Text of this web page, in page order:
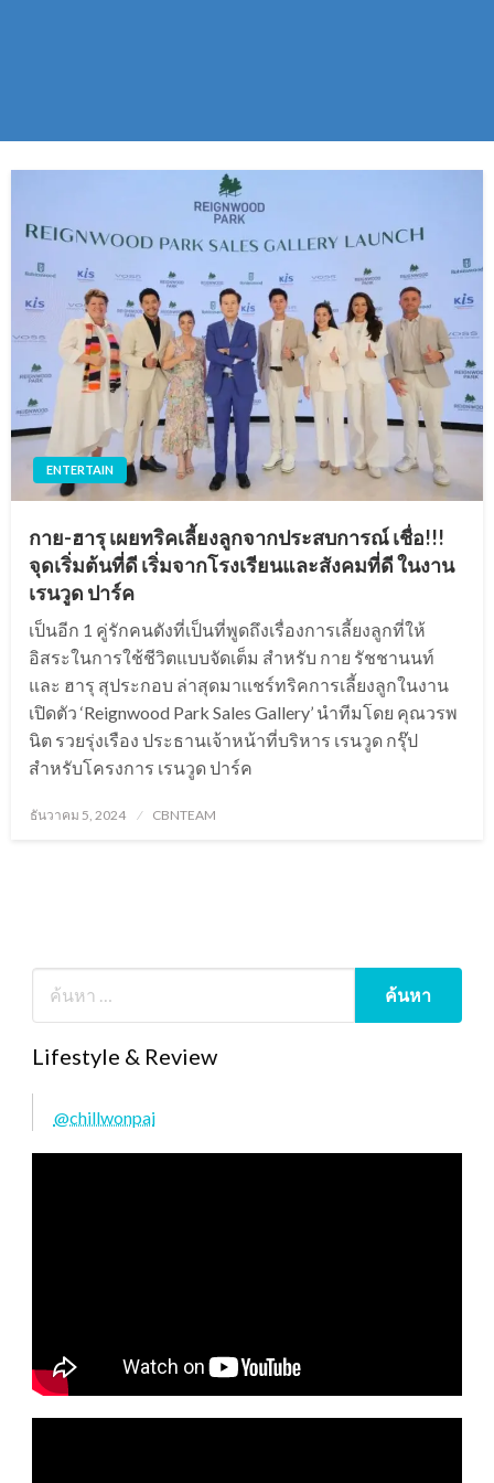
ENTERTAIN
กาย-ฮารุ เผยทริคเลี้ยงลูกจากประสบการณ์ เชื่อ!!!
จุดเริ่มต้นที่ดี เริ่มจากโรงเรียนและสังคมที่ดี ในงาน
เรนวูด ปาร์ค
เป็นอีก 1 คู่รักคนดังที่เป็นที่พูดถึงเรื่องการเลี้ยงลูกที่ให้
อิสระในการใช้ชีวิตแบบจัดเต็ม สำหรับ กาย รัชชานนท์
และ ฮารุ สุประกอบ ล่าสุดมาเเชร์ทริคการเลี้ยงลูกในงาน
เปิดตัว ‘Reignwood Park Sales Gallery’ นำทีมโดย คุณวรพ
นิต รวยรุ่งเรือง ประธานเจ้าหน้าที่บริหาร เรนวูด กรุ๊ป
สำหรับโครงการ เรนวูด ปาร์ค
Posted
ธันวาคม 5, 2024 CBNTEAM
Lifestyle & Review
@chillwonpai